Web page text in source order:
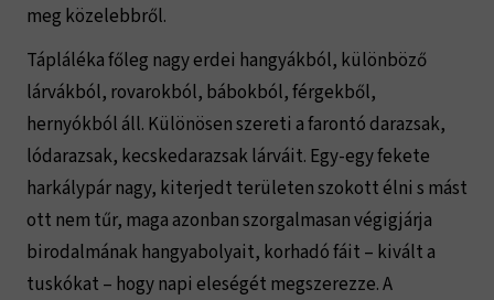
meg közelebbről.
Tápláléka főleg nagy erdei hangyákból, különböző
lárvákból, rovarokból, bábokból, férgekből,
hernyókból áll. Különösen szereti a farontó darazsak,
lódarazsak, kecskedarazsak lárváit. Egy-egy fekete
harkálypár nagy, kiterjedt területen szokott élni s mást
ott nem tűr, maga azonban szorgalmasan végigjárja
birodalmának hangyabolyait, korhadó fáit – kivált a
tuskókat – hogy napi eleségét megszerezze. A